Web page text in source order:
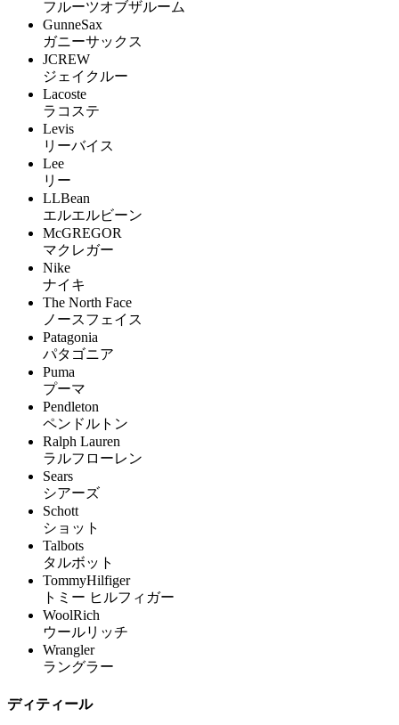
フルーツオブザルーム
GunneSax
ガニーサックス
JCREW
ジェイクルー
Lacoste
ラコステ
Levis
リーバイス
Lee
リー
LLBean
エルエルビーン
McGREGOR
マクレガー
Nike
ナイキ
The North Face
ノースフェイス
Patagonia
パタゴニア
Puma
プーマ
Pendleton
ペンドルトン
Ralph Lauren
ラルフローレン
Sears
シアーズ
Schott
ショット
Talbots
タルボット
TommyHilfiger
トミー ヒルフィガー
WoolRich
ウールリッチ
Wrangler
ラングラー
ディティール